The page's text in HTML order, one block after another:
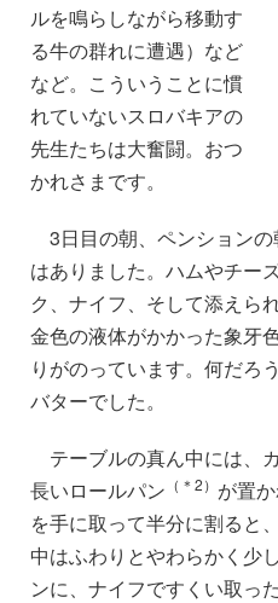
ルを鳴らしながら移動す
る牛の群れに遭遇）など
など。こういうことに慣
れていないスロバキアの
先生たちは大奮闘。おつ
かれさまです。
3日目の朝、ペンションの
はありました。ハムやチー
ク、ナイフ、そして添えら
金色の液体がかかった象牙
りがのっています。何だ
バターでした。
テーブルの真ん中には、
長いロールパン （＊2） が置
を手に取って半分に割ると
中はふわりとやわらかく少
ンに、ナイフですくい取っ